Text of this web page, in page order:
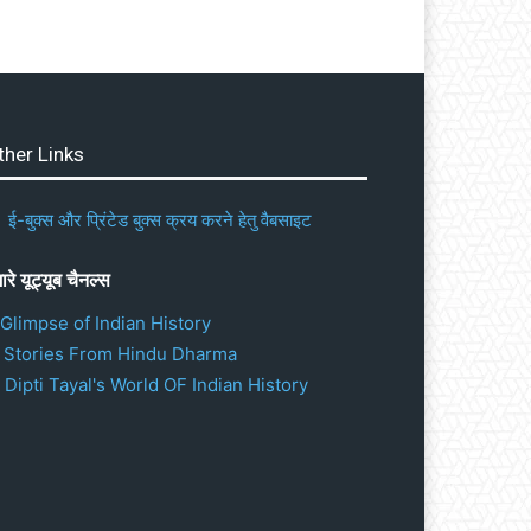
Links
ई-बुक्स और प्रिंटेड बुक्स क्रय करने हेतु वैबसाइट
यूट्यूब चैनल्स
Glimpse of Indian History
Stories From Hindu Dharma
Dipti Tayal's World OF Indian History